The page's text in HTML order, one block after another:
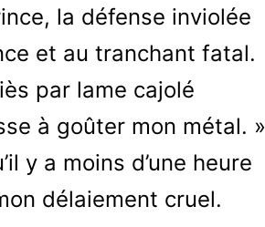
la défense inviolée
et au tranchant fatal.
par lame cajolé
à goûter mon métal. »
y a moins d’une heure
délaiement cruel.